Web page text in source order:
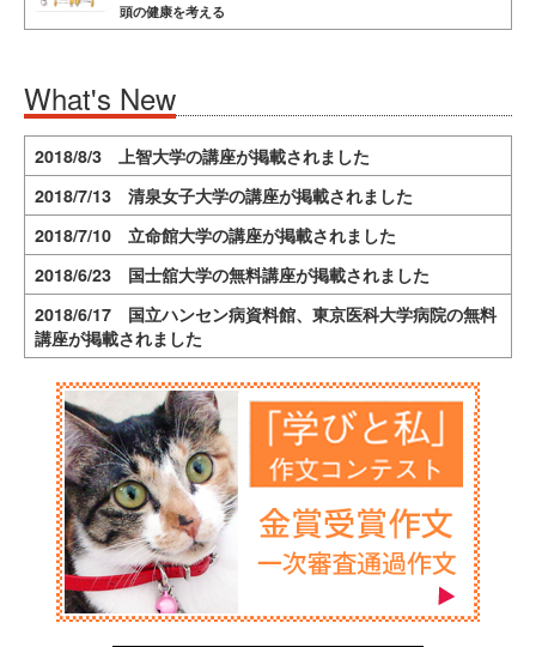
頭の健康を考える
What's New
2018/8/3 上智大学の講座が掲載されました
2018/7/13 清泉女子大学の講座が掲載されました
2018/7/10 立命館大学の講座が掲載されました
2018/6/23 国士舘大学の無料講座が掲載されました
2018/6/17 国立ハンセン病資料館、東京医科大学病院の無料
講座が掲載されました